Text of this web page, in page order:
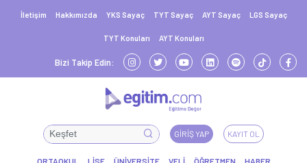
İletişim Hakkımızda YKS Sayaç TYT Sayaç AYT Sayaç LGS Sayaç
TYT Konuları AYT Konuları
Bizi Takip Edin:
GIRIŞ YAP KAYIT OL